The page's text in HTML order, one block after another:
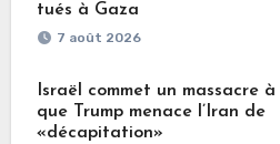
tués à Gaza
7 août 2026
Israël commet un massacre
que Trump menace l’Iran de
«décapitation»